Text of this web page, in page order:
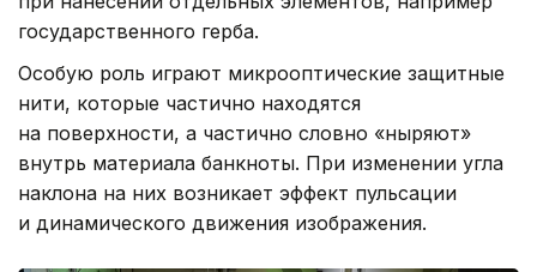
государственного герба.
Особую роль играют микрооптические защитные
нити, которые частично находятся
на поверхности, а частично словно «ныряют»
внутрь материала банкноты. При изменении угла
наклона на них возникает эффект пульсации
и динамического движения изображения.